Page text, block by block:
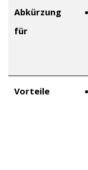
Abkürzung
für
Vorteile